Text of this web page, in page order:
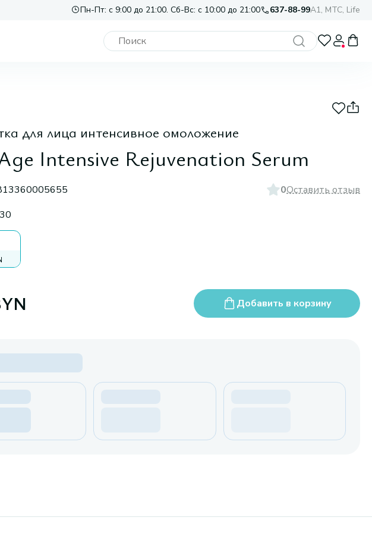
Пн-Пт: с 9:00 до 21:00. Сб-Вс: с 10:00 до 21:00 637-88-99A1, МТС, Life
для лица интенсивное омоложение
Intensive Rejuvenation Serum
0Оставить отзыв
30
Добавить в корзину